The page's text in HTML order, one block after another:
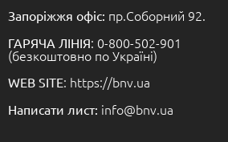
Запоріжжя офіс: пр.Соборний 92.
ГАРЯЧА ЛІНІЯ: 0-800-502-901
(безкоштовно по Україні)
WEB SITE: https://bnv.ua
Написати лист: info@bnv.ua